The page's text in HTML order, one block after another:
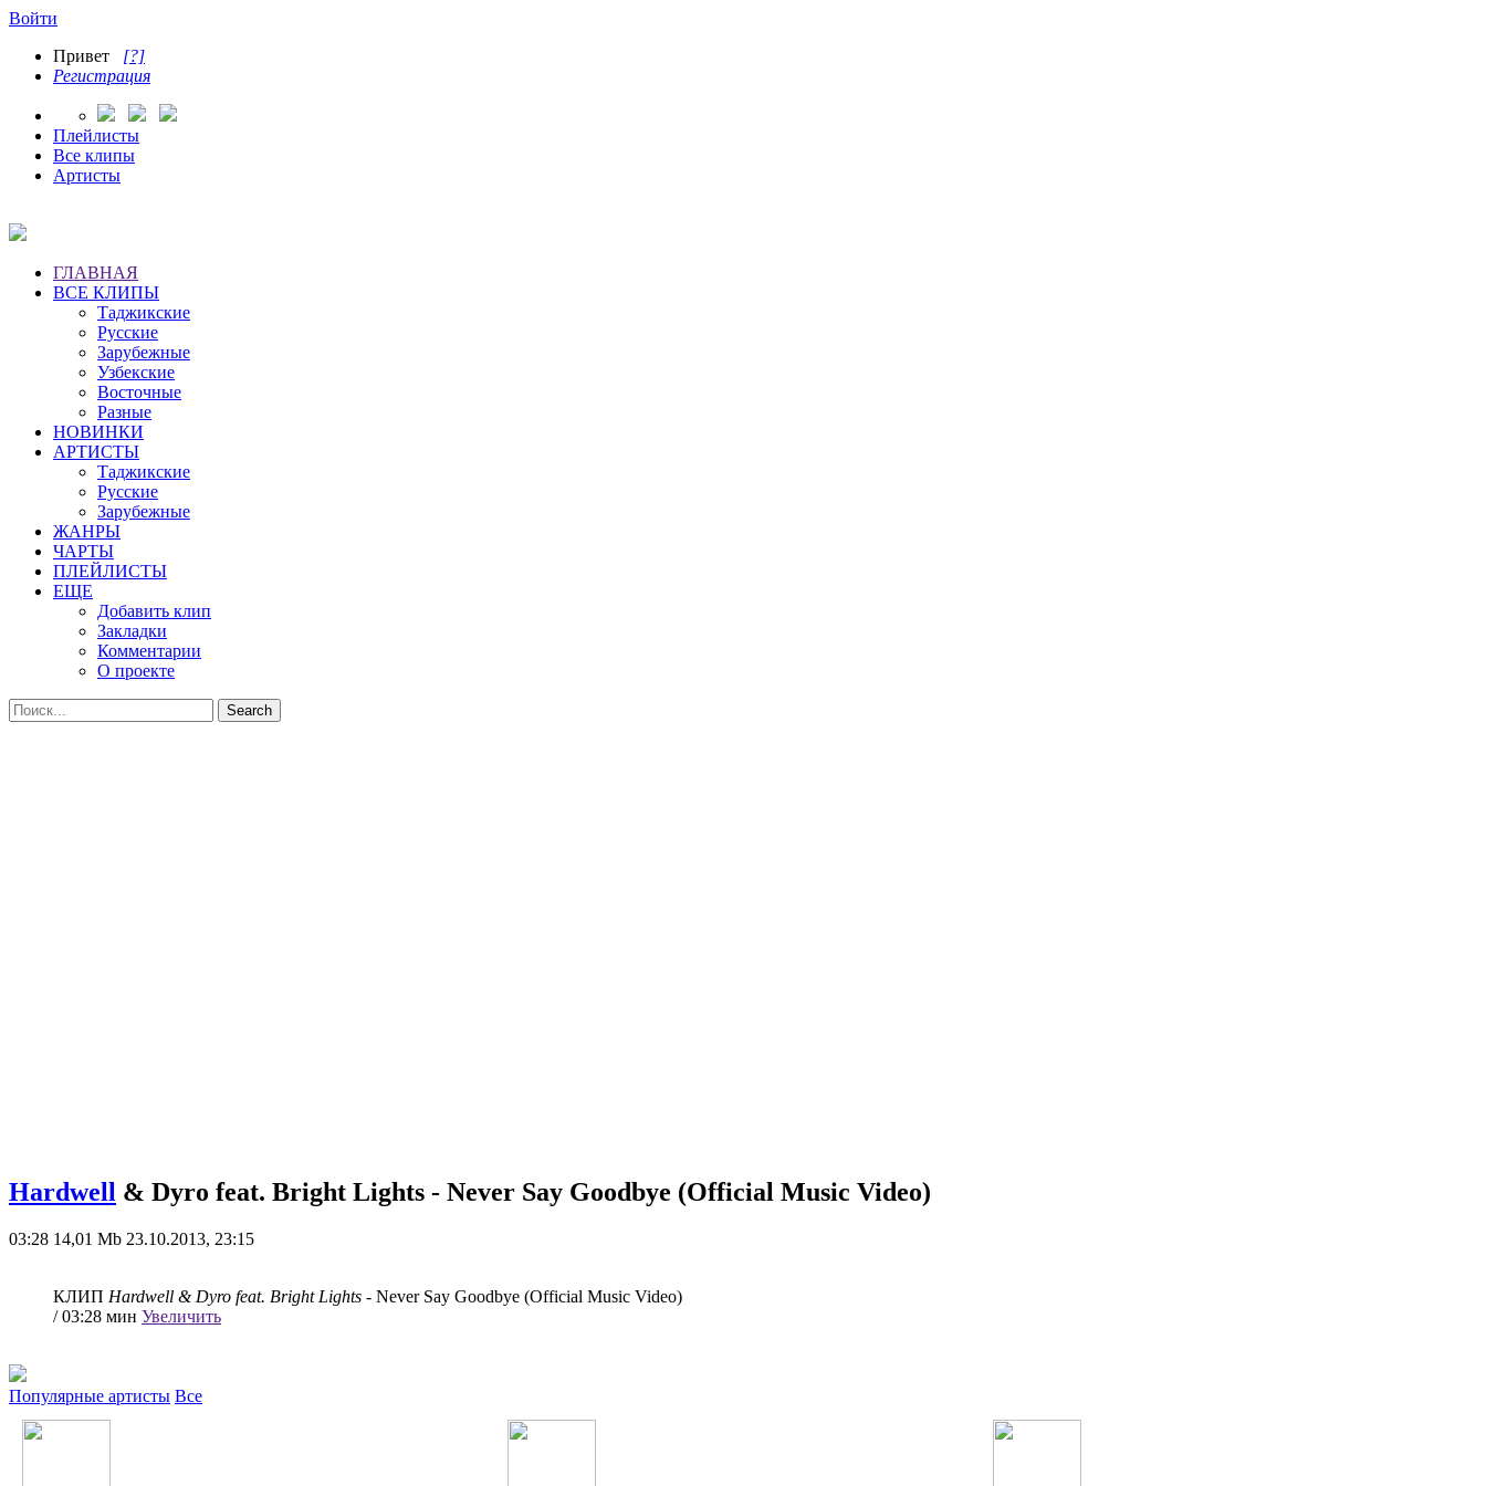
Войти
Привет [?]
Регистрация
Плейлисты
Все клипы
Артисты
ГЛАВНАЯ
ВСЕ КЛИПЫ
Таджикские
Русские
Зарубежные
Узбекские
Восточные
Разные
НОВИНКИ
АРТИСТЫ
Таджикские
Русские
Зарубежные
ЖАНРЫ
ЧАРТЫ
ПЛЕЙЛИСТЫ
ЕЩЕ
Добавить клип
Закладки
Комментарии
О проекте
Hardwell & Dyro feat. Bright Lights - Never Say Goodbye (Official Music Video)
03:28 14,01 Mb 23.10.2013, 23:15
КЛИП Hardwell & Dyro feat. Bright Lights - Never Say Goodbye (Official Music Video)
/ 03:28 мин Увеличить
Популярные артисты Все